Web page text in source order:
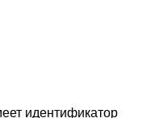
идентификатор